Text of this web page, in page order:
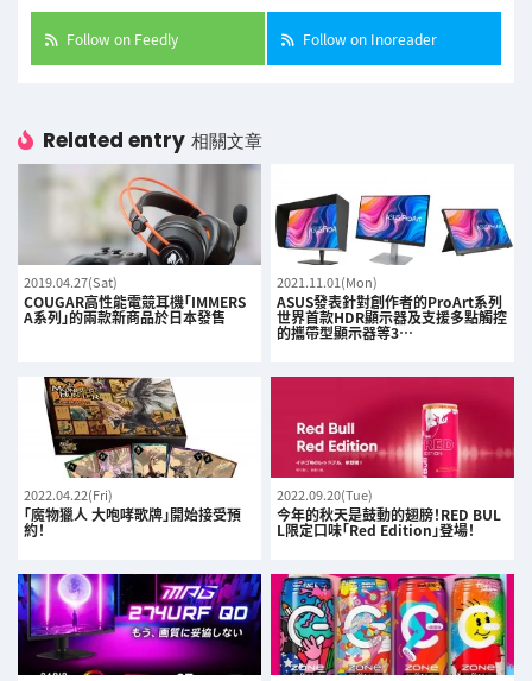
Follow on Feedly Follow on Inoreader
Related entry 相關文章
2019.04.27(Sat)
COUGAR高性能電競耳機「IMMERS
A系列」的兩款新商品於日本發售
2021.11.01(Mon)
ASUS發表針對創作者的ProArt系列
世界首款HDR顯示器及支援多點觸控
的攜帶型顯示器等3…
2022.04.22(Fri)
「魔物獵人 大咆哮歌牌」開始接受預
約！
2022.09.20(Tue)
今年的秋天是鼓動的翅膀！RED BUL
L限定口味「Red Edition」登場！